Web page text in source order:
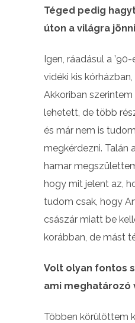
Téged pedig
úton a világra
Igen, ráadásul a
vidéki kis
Akkoriban
lehetett, de több
és már nem is
megkérdezni. Talán
hamar
hogy mit jelent az,
tudom csak, hogy
császár miatt be
korábban, de mást
Volt olyan fontos
ami meghatározó
Többen körülöttem